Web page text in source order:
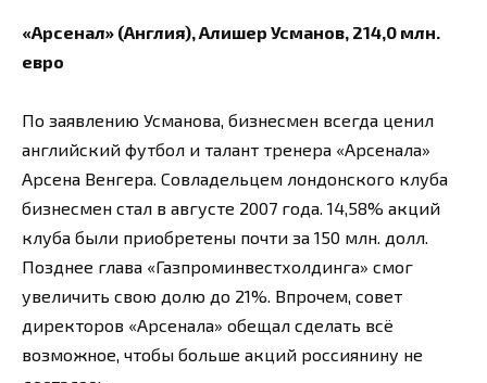
«Арсенал» (Англия), Алишер Усманов, 214,0 млн.
евро
По заявлению Усманова, бизнесмен всегда ценил
английский футбол и талант тренера «Арсенала»
Арсена Венгера. Совладельцем лондонского клуба
бизнесмен стал в августе 2007 года. 14,58% акций
клуба были приобретены почти за 150 млн. долл.
Позднее глава «Газпроминвестхолдинга» смог
увеличить свою долю до 21%. Впрочем, совет
директоров «Арсенала» обещал сделать всё
возможное, чтобы больше акций россиянину не